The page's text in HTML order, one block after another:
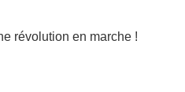
révolution en marche !